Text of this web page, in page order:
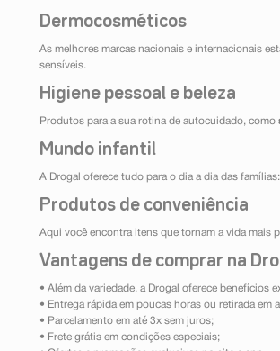
Dermocosméticos
As melhores marcas nacionais e internacionais
sensíveis.
Higiene pessoal e beleza
Produtos para a sua rotina de autocuidado, como
Mundo infantil
A Drogal oferece tudo para o dia a dia das
Produtos de conveniência
Aqui você encontra itens que tornam a vida mais
Vantagens de comprar na
• Além da variedade, a Drogal oferece benefícios
• Entrega rápida em poucas horas ou retirada em
• Parcelamento em até 3x sem juros;
• Frete grátis em condições especiais;